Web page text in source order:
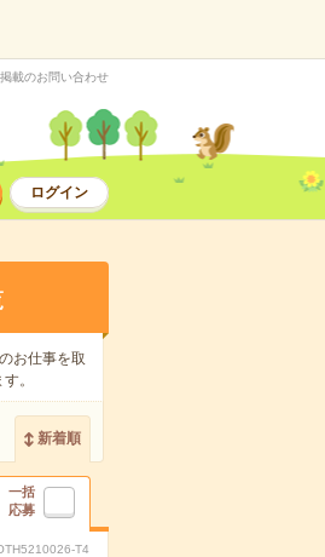
掲載のお問い合わせ
ログイン
お仕事を取
。
新着順
一括
応募
T4